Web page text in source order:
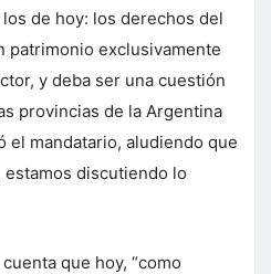
de hoy: los derechos del
patrimonio exclusivamente
y deba ser una cuestión
provincias de la Argentina
el mandatario, aludiendo que
estamos discutiendo lo
que hoy, “como